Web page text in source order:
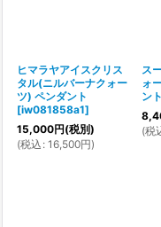
ヒマラヤアイスクリス
タル(ニルバーナクォー
ツ) ペンダント
[iw081858a1]
15,000円(税別)
(税込 : 16,500円)
ス
ォ
ント
(税